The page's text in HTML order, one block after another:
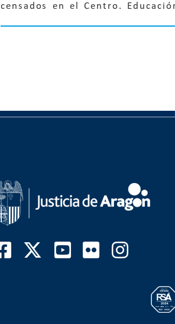
censados en el Centro.